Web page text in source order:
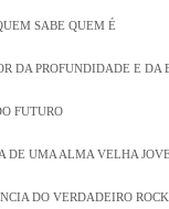
SABE QUEM É
DA PROFUNDIDADE E DA
FUTURO
DE UMA ALMA VELHA
DO VERDADEIRO ROCK